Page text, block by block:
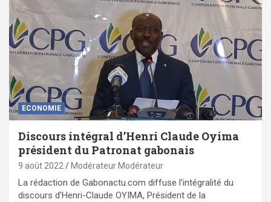
ECONOMIE
Discours intégral d’Henri Claude Oyima
président du Patronat gabonais
9 août 2022 Modérateur Modérateur
La rédaction de Gabonactu.com diffuse l’intégralité du
discours d’Henri-Claude OYIMA, Président de la